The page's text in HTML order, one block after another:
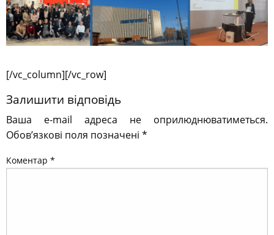
[/vc_column][/vc_row]
Залишити відповідь
Ваша e-mail адреса не оприлюднюватиметься.
Обов’язкові поля позначені *
Коментар *